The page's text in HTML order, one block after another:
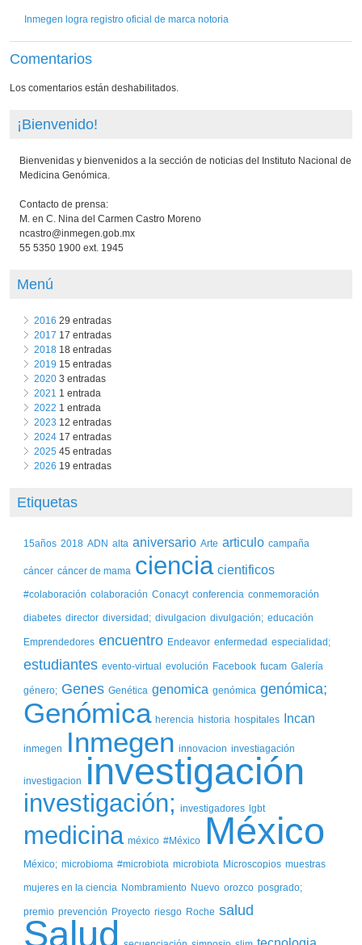
Inmegen logra registro oficial de marca notoria
Comentarios
Los comentarios están deshabilitados.
¡Bienvenido!
Bienvenidas y bienvenidos a la sección de noticias del Instituto Nacional de
Medicina Genómica.
Contacto de prensa:
M. en C. Nina del Carmen Castro Moreno
ncastro@inmegen.gob.mx
55 5350 1900 ext. 1945
Menú
2016 29 entradas
2017 17 entradas
2018 18 entradas
2019 15 entradas
2020 3 entradas
2021 1 entrada
2022 1 entrada
2023 12 entradas
2024 17 entradas
2025 45 entradas
2026 19 entradas
Etiquetas
15años 2018 ADN alta aniversario Arte articulo campaña
cáncer cáncer de mama ciencia cientificos
#colaboración colaboración Conacyt conferencia conmemoración
diabetes director diversidad; divulgacion divulgación; educación
Emprendedores encuentro Endeavor enfermedad especialidad;
estudiantes evento-virtual evolución Facebook fucam Galería
género; Genes Genética genomica genómica genómica;
Genómica herencia historia hospitales Incan
inmegen Inmegen innovacion investiagación
investigacion investigación
investigación; investigadores lgbt
medicina méxico #México México
México; microbioma #microbiota microbiota Microscopios muestras
mujeres en la ciencia Nombramiento Nuevo orozco posgrado;
premio prevención Proyecto riesgo Roche salud
Salud